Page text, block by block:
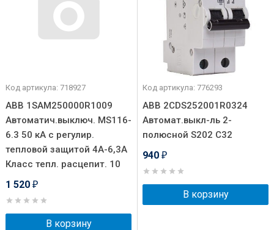
Код артикула: 718927
ABB 1SAM250000R1009
Автоматич.выключ. MS116-
6.3 50 кА с регулир.
тепловой защитой 4A-6,3А
Класс тепл. расцепит. 10
1 520 ₽
В корзину
Код артикула: 776293
ABB 2CDS252001R0324
Автомат.выкл-ль 2-
полюсной S202 C32
940 ₽
В корзину